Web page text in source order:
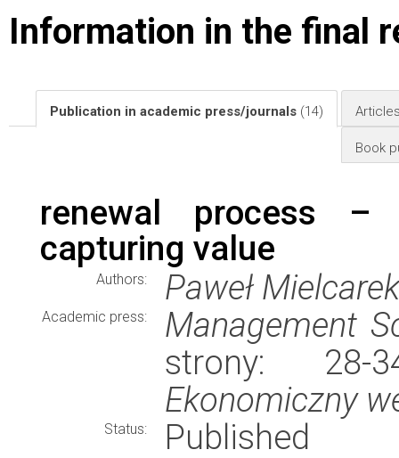
Information in the final
Publication in academic press/journals (14)
Book
renewal process –
capturing value
Authors: Paweł Mielcarek
Academic press:
Management
strony: 28-
Ekonomiczny
Status:
Published